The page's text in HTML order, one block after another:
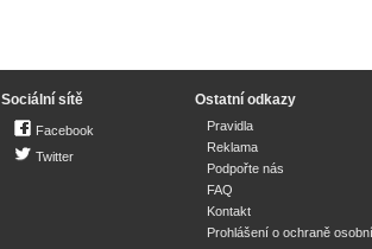
Sociální sítě
Facebook
Twitter
Ostatní odkazy
Pravidla
Reklama
Podpořte nás
FAQ
Kontakt
Prohlášení o ochraně